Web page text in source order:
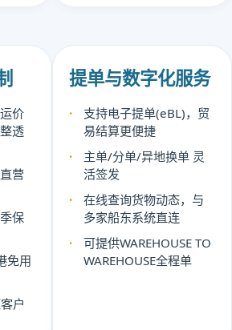
价
透
营
保
免用
户
提单与数字化服务
支持电子提单(eBL)，贸
易结算更便捷
主单/分单/异地换单 灵
活签发
在线查询货物动态，与
多家船东系统直连
可提供WAREHOUSE TO
WAREHOUSE全程单